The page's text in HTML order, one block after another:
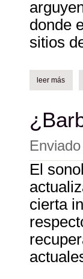
donde
sitios
leer más
El
cierta